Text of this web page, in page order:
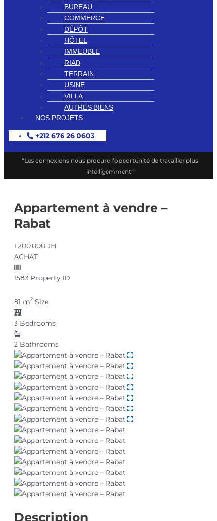
BUREAU
COMMERCE
DÉPÔT
HÔTEL
IMMEUBLE
RIAD
TERRAIN
USINE
VILLA
AUTRES BIENS
NOS PROJETS
+212 676 26 0603
“Les connexions nous procure l’opportunité de travailler plus
intelligemment“
Appartement à vendre –
Rabat
1.200.000DH
ACHAT
1583 Property ID
81 m2 Size
3 Bedrooms
2 Bathrooms
Description